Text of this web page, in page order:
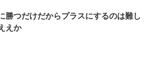
勝つだけだからプラスにするのは難し
えか